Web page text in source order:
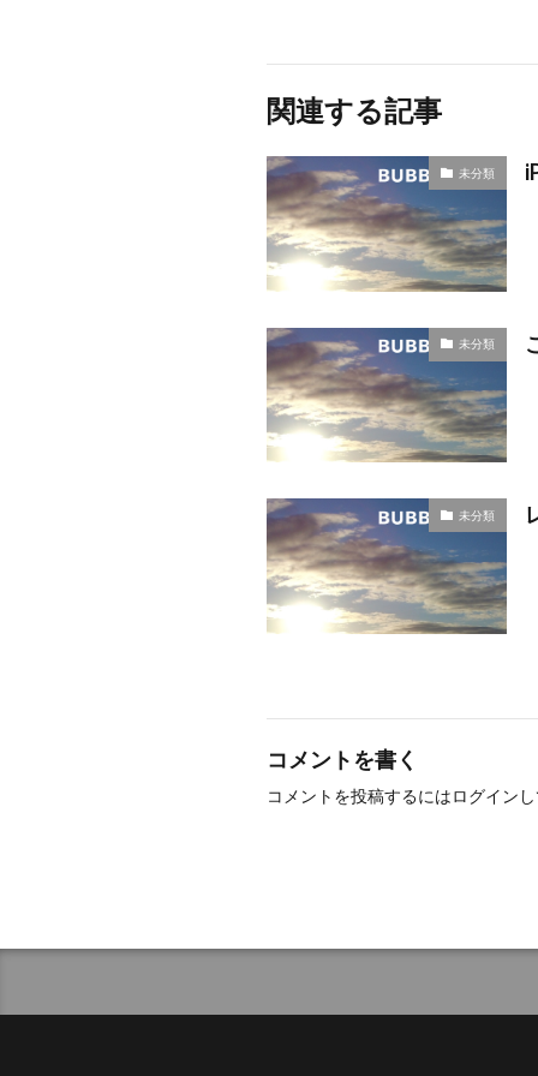
関連する記事
未分類
未分類
未分類
コメントを書く
コメントを投稿するにはログイン